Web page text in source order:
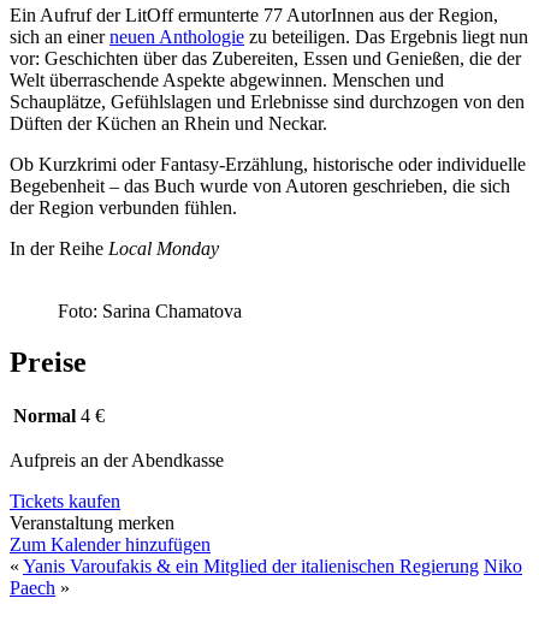
Ein Aufruf der LitOff ermunterte 77 AutorInnen aus der Region,
sich an einerneuen Anthologie zu beteiligen. Das Ergebnis liegt nun
vor: Geschichten über das Zubereiten, Essen und Genießen, die der
Welt überraschende Aspekte abgewinnen. Menschen und
Schauplätze, Gefühlslagen und Erlebnisse sind durchzogen von den
Düften der Küchen an Rhein und Neckar.
Ob Kurzkrimi oder Fantasy-Erzählung, historische oder individuelle
Begebenheit – das Buch wurde von Autoren geschrieben, die sich
der Region verbunden fühlen.
In der Reihe Local Monday
Foto: Sarina Chamatova
Preise
Normal 4 €
Aufpreis an der Abendkasse
Tickets kaufen
Veranstaltung merken
Zum Kalender hinzufügen
« Yanis Varoufakis & ein Mitglied der italienischen Regierung Niko
Paech »